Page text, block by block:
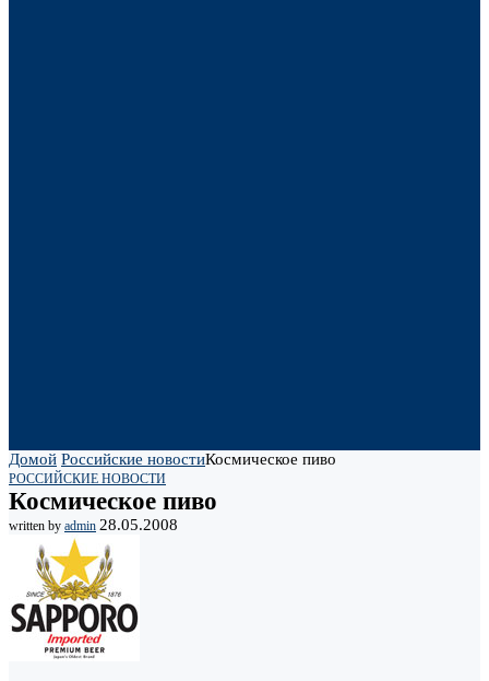
Домой Российские новостиКосмическое пиво
РОССИЙСКИЕ НОВОСТИ
Космическое пиво
written by admin 28.05.2008